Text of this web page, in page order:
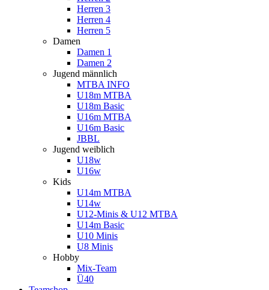
Herren 3
Herren 4
Herren 5
Damen
Damen 1
Damen 2
Jugend männlich
MTBA INFO
U18m MTBA
U18m Basic
U16m MTBA
U16m Basic
JBBL
Jugend weiblich
U18w
U16w
Kids
U14m MTBA
U14w
U12-Minis & U12 MTBA
U14m Basic
U10 Minis
U8 Minis
Hobby
Mix-Team
Ü40